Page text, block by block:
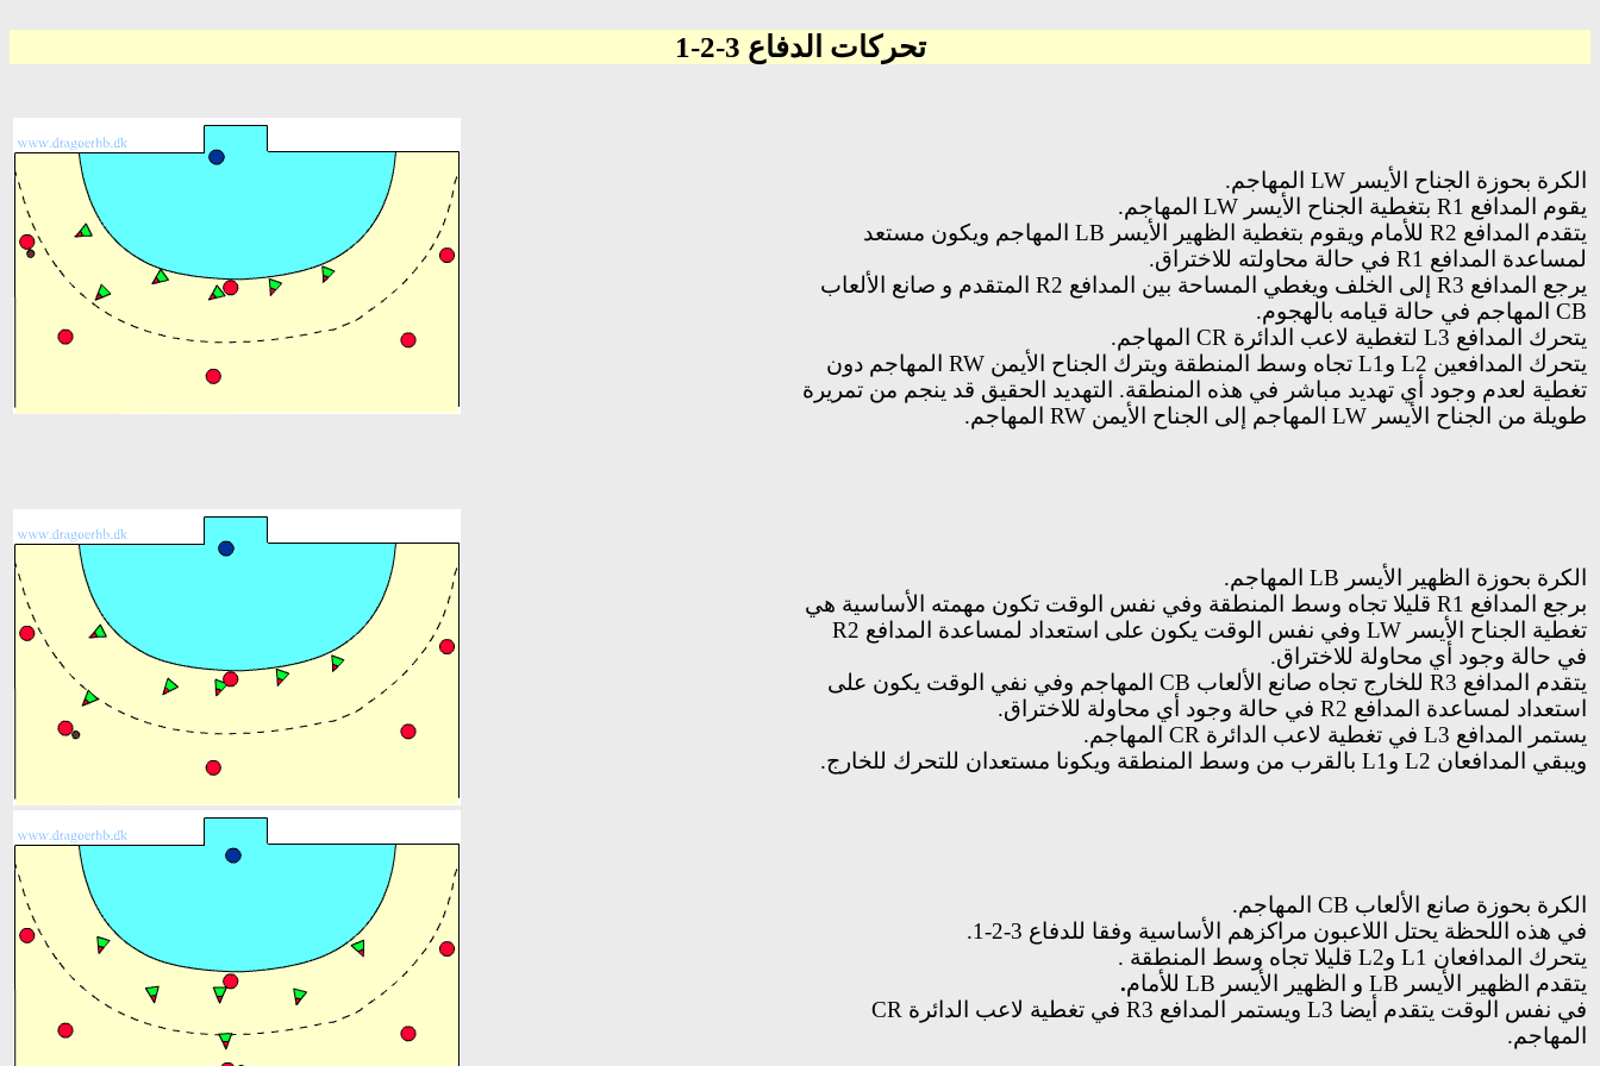
تحركات الدفاع 3-2-1
الكرة بحوزة الجناح الأيسر LW المهاجم.
يقوم المدافع R1 بتغطية الجناح الأيسر LW المهاجم.
يتقدم المدافع R2 للأمام ويقوم بتغطية الظهير الأيسر LB المهاجم ويكون مستعد
لمساعدة المدافع R1 في حالة محاولته للاختراق.
يرجع المدافع R3 إلى الخلف ويغطي المساحة بين المدافع R2 المتقدم و صانع الألعاب
CB المهاجم في حالة قيامه بالهجوم.
يتحرك المدافع L3 لتغطية لاعب الدائرة CR المهاجم.
يتحرك المدافعين L2 و L1 تجاه وسط المنطقة ويترك الجناح الأيمن RW المهاجم دون
تغطية لعدم وجود أي تهديد مباشر في هذه المنطقة. التهديد الحقيق قد ينجم من تمريرة
طويلة من
الجناح الأيسر LW المهاجم إلى الجناح الأيمن RW المهاجم.
الكرة بحوزة الظهير الأيسر LB المهاجم.
برجع المدافع R1 قليلا تجاه وسط المنطقة وفي نفس الوقت تكون مهمته الأساسية هي
تغطية
الجناح الأيسر LW وفي نفس الوقت يكون على استعداد لمساعدة المدافع R2
في حالة وجود أي محاولة للاختراق.
يتقدم المدافع R3 للخارج تجاه صانع الألعاب CB المهاجم وفي نفي الوقت يكون على
استعداد لمساعدة المدافع R2 في حالة وجود أي محاولة للاختراق.
يستمر المدافع L3 في تغطية لاعب الدائرة CR المهاجم.
ويبقي المدافعان L2 و L1 بالقرب من وسط المنطقة ويكونا مستعدان للتحرك للخارج.
الكرة بحوزة صانع الألعاب CB المهاجم.
في هذه اللحظة يحتل اللاعبون مراكزهم الأساسية وفقا للدفاع 3-2-1.
يتحرك المدافعان L1 وL2 قليلا تجاه وسط المنطقة .
يتقدم
الظهير الأيسر LB و الظهير الأيسر LB للأمام.
في نفس الوقت يتقدم أيضا L3 ويستمر المدافع R3 في تغطية لاعب الدائرة CR
المهاجم.